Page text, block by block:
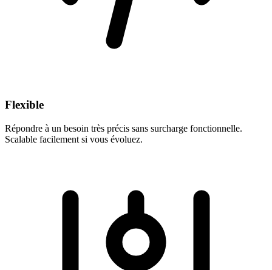
Flexible
Répondre à un besoin très précis sans surcharge fonctionnelle.
Scalable facilement si vous évoluez.